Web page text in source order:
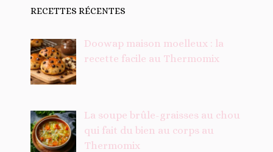
RECETTES RÉCENTES
Doowap maison moelleux : la
recette facile au Thermomix
La soupe brûle-graisses au chou
qui fait du bien au corps au
Thermomix